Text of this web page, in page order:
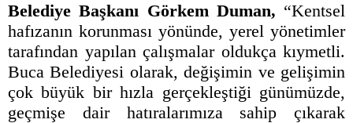
Belediye Başkanı Görkem Duman, “Kentsel
hafızanın korunması yönünde, yerel yönetimler
tarafından yapılan çalışmalar oldukça kıymetli.
Buca Belediyesi olarak, değişimin ve gelişimin
çok büyük bir hızla gerçekleştiği günümüzde,
geçmişe dair hatıralarımıza sahip çıkarak